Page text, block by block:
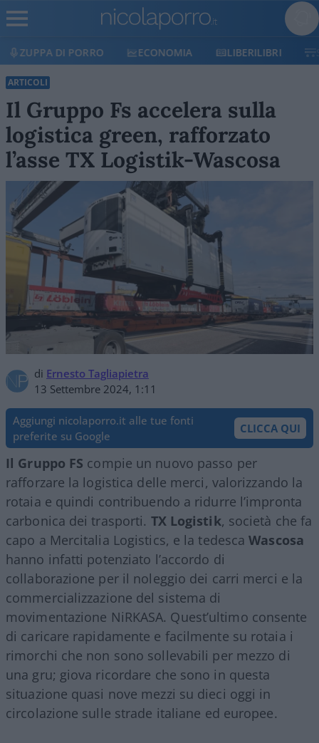
ECONOMIA LIBERILIBRI SHOP SOSTIENICI
ARTICOLI
Il Gruppo Fs accelera sulla
logistica green, rafforzato
l’asse TX Logistik-Wascosa
di Ernesto Tagliapietra
13 Settembre 2024, 1:11
Aggiungi nicolaporro.it alle tue fonti
preferite su Google
CLICCA QUI
Il Gruppo FS compie un nuovo passo per
rafforzare la logistica delle merci, valorizzando la
rotaia e quindi contribuendo a ridurre l’impronta
carbonica dei trasporti. TX Logistik, società che fa
capo a Mercitalia Logistics, e la tedesca Wascosa
hanno infatti potenziato l’accordo di
collaborazione per il noleggio dei carri merci e la
commercializzazione del sistema di
movimentazione NiRKASA. Quest’ultimo consente
di caricare rapidamente e facilmente su rotaia i
rimorchi che non sono sollevabili per mezzo di
una gru; giova ricordare che sono in questa
situazione quasi nove mezzi su dieci oggi in
circolazione sulle strade italiane ed europee.